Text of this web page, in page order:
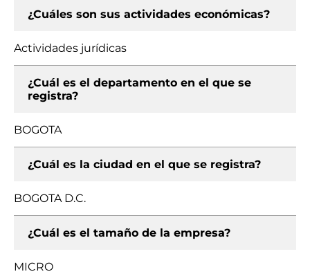
¿Cuáles son sus actividades económicas?
Actividades jurídicas
¿Cuál es el departamento en el que se
registra?
BOGOTA
¿Cuál es la ciudad en el que se registra?
BOGOTA D.C.
¿Cuál es el tamaño de la empresa?
MICRO